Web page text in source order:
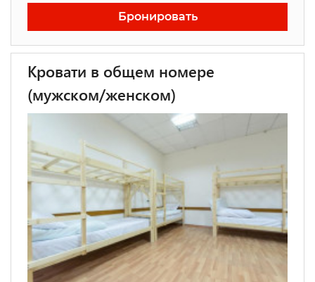
Бронировать
Кровати в общем номере
(мужском/женском)